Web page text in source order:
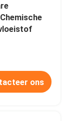
ons